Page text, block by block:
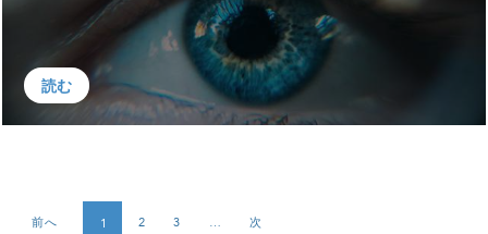
読む
前へ 1 2 3 … 次